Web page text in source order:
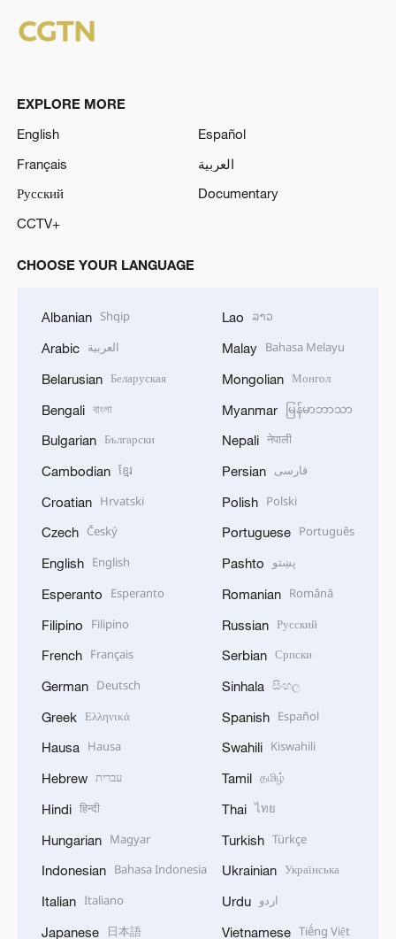
EXPLORE MORE
English
Español
Français
العربية
Русский
Documentary
CCTV+
CHOOSE YOUR LANGUAGE
Albanian Shqip
Arabic العربية
Belarusian Беларуская
Bengali বাংলা
Bulgarian Български
Cambodian ខ្មែរ
Croatian Hrvatski
Czech Český
English English
Esperanto Esperanto
Filipino Filipino
French Français
German Deutsch
Greek Ελληνικά
Hausa Hausa
Hebrew עברית
Hindi हिन्दी
Hungarian Magyar
Indonesian Bahasa Indonesia
Italian Italiano
Japanese 日本語
Lao ລາວ
Malay Bahasa Melayu
Mongolian Монгол
Myanmar မြန်မာဘာသာ
Nepali नेपाली
Persian فارسی
Polish Polski
Portuguese Português
Pashto پښتو
Romanian Română
Russian Русский
Serbian Српски
Sinhala සිංහල
Spanish Español
Swahili Kiswahili
Tamil தமிழ்
Thai ไทย
Turkish Türkçe
Ukrainian Українська
Urdu اردو
Vietnamese Tiếng Việt